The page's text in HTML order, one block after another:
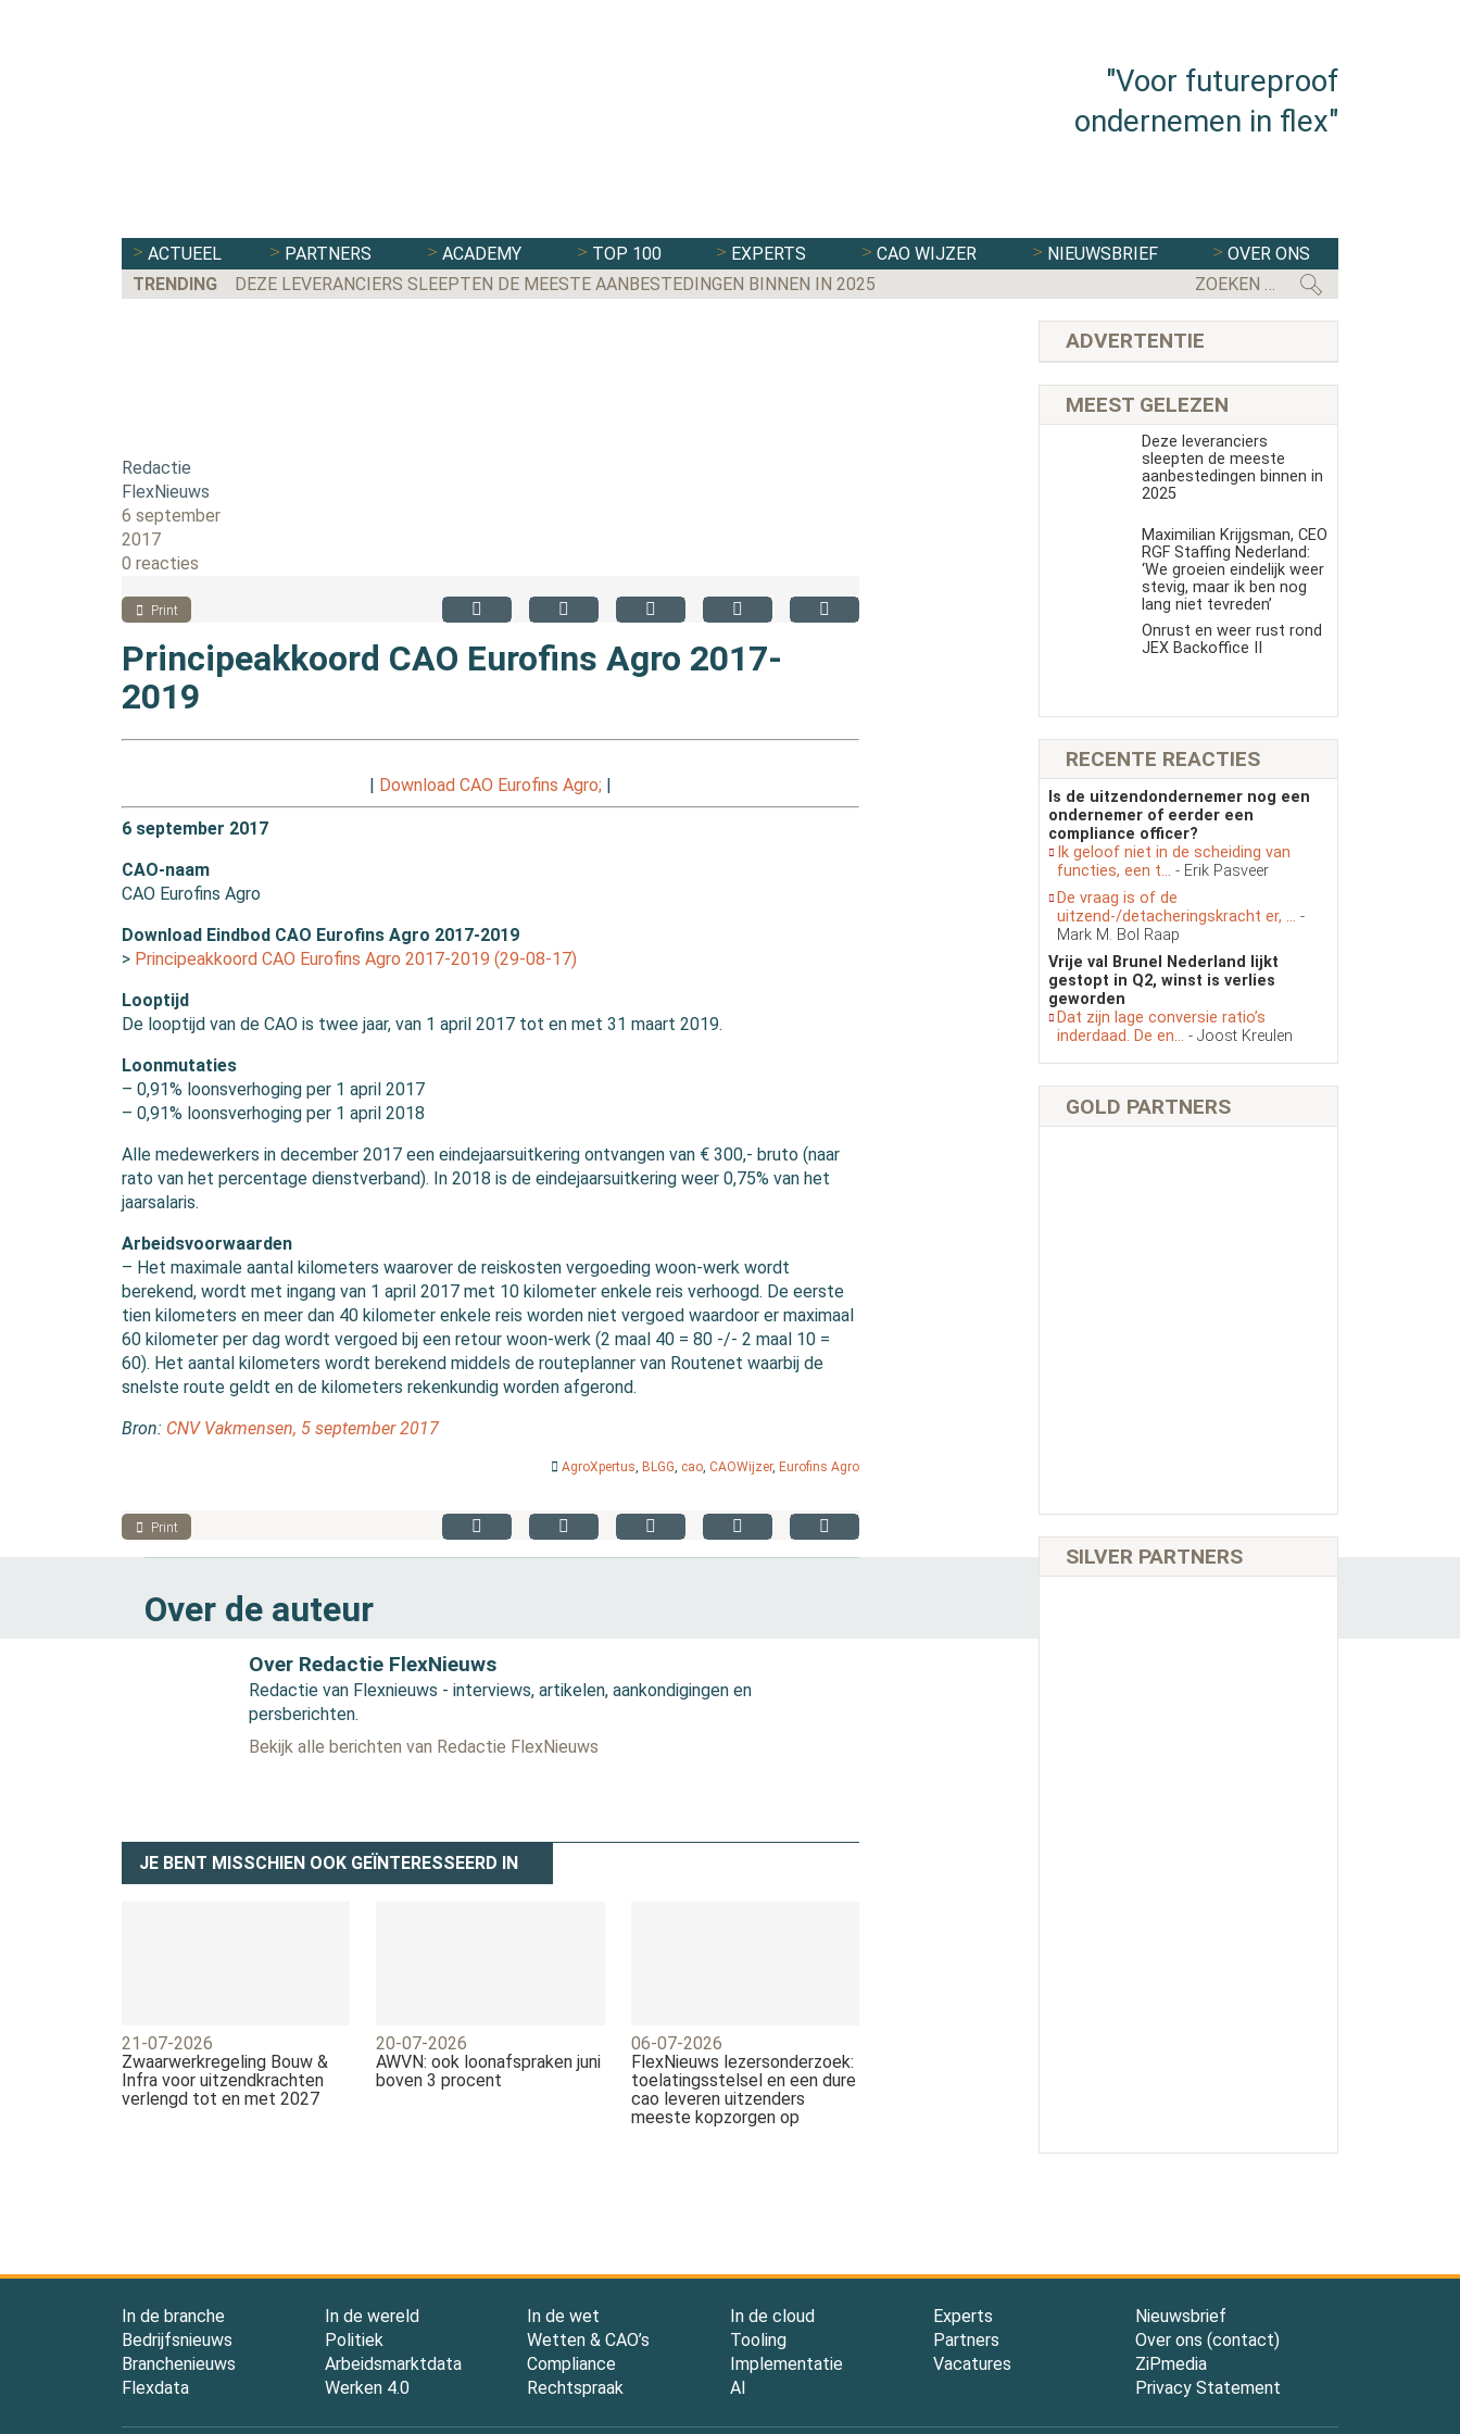
"Voor futureproof
ondernemen in flex"
ACTUEEL PARTNERS ACADEMY TOP 100 EXPERTS CAO WIJZER NIEUWSBRIEF
OVER ONS
TRENDING
DEZE LEVERANCIERS SLEEPTEN DE MEESTE AANBESTEDINGEN BINNEN IN 2025
Redactie
FlexNieuws
6 september
2017
0 reacties
Print
Principeakkoord CAO Eurofins Agro 2017-
2019
Download CAO Eurofins Agro;
6 september 2017
CAO-naam
CAO Eurofins Agro
Download Eindbod CAO Eurofins Agro 2017-2019
> Principeakkoord CAO Eurofins Agro 2017-2019 (29-08-17)
Looptijd
De looptijd van de CAO is twee jaar, van 1 april 2017 tot en met 31 maart 2019.
Loonmutaties
– 0,91% loonsverhoging per 1 april 2017
– 0,91% loonsverhoging per 1 april 2018
Alle medewerkers in december 2017 een eindejaarsuitkering ontvangen van € 300,- bruto (naar
rato van het percentage dienstverband). In 2018 is de eindejaarsuitkering weer 0,75% van het
jaarsalaris.
Arbeidsvoorwaarden
– Het maximale aantal kilometers waarover de reiskosten vergoeding woon-werk wordt
berekend, wordt met ingang van 1 april 2017 met 10 kilometer enkele reis verhoogd. De eerste
tien kilometers en meer dan 40 kilometer enkele reis worden niet vergoed waardoor er maximaal
60 kilometer per dag wordt vergoed bij een retour woon-werk (2 maal 40 = 80 -/- 2 maal 10 =
60). Het aantal kilometers wordt berekend middels de routeplanner van Routenet waarbij de
snelste route geldt en de kilometers rekenkundig worden afgerond.
Bron: CNV Vakmensen, 5 september 2017
AgroXpertus, BLGG, cao,CAOWijzer, Eurofins Agro
Print
Over de auteur
Over Redactie FlexNieuws
Redactie van Flexnieuws - interviews, artikelen, aankondigingen en
persberichten.
Bekijk alle berichten van Redactie FlexNieuws
JE BENT MISSCHIEN OOK GEÏNTERESSEERD IN
21-07-2026
Zwaarwerkregeling Bouw &
Infra voor uitzendkrachten
verlengd tot en met 2027
20-07-2026
AWVN: ook loonafspraken juni
boven 3 procent
06-07-2026
FlexNieuws lezersonderzoek:
toelatingsstelsel en een dure
cao leveren uitzenders
meeste kopzorgen op
ADVERTENTIE
MEEST GELEZEN
Deze leveranciers
sleepten de meeste
aanbestedingen binnen in
2025
Maximilian Krijgsman, CEO
RGF Staffing Nederland:
‘We groeien eindelijk weer
stevig, maar ik ben nog
lang niet tevreden’
Onrust en weer rust rond
JEX Backoffice II
RECENTE REACTIES
Is de uitzendondernemer nog een
ondernemer of eerder een
compliance officer?
Ik geloof niet in de scheiding van
functies, een t... - Erik Pasveer
De vraag is of de
uitzend-/detacheringskracht er, ... -
Mark M. Bol Raap
Vrije val Brunel Nederland lijkt
gestopt in Q2, winst is verlies
geworden
Dat zijn lage conversie ratio’s
inderdaad. De en... - Joost Kreulen
GOLD PARTNERS
SILVER PARTNERS
In de branche
Bedrijfsnieuws
Branchenieuws
Flexdata
In de wereld
Politiek
Arbeidsmarktdata
Werken 4.0
In de wet
Wetten & CAO’s
Compliance
Rechtspraak
In de cloud
Tooling
Implementatie
AI
Experts
Partners
Vacatures
Nieuwsbrief
Over ons (contact)
ZiPmedia
Privacy Statement